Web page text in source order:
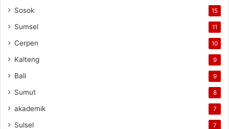
Sosok 15
Sumsel 11
Cerpen 10
Kalteng 9
Bali 9
Sumut 8
akademik 7
Sulsel 7